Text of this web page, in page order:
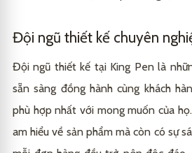
Đội ngũ thiết kế chuyên
Đội ngũ thiết kế tại King Pen là
sẵn sàng đồng hành cùng khách
phù hợp nhất với mong muốn của
am hiểu về sản phẩm mà còn có sự